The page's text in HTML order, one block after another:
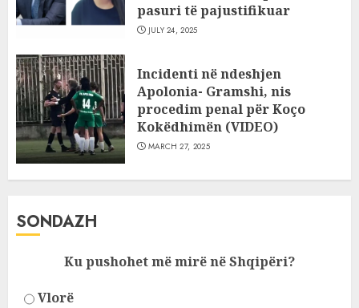
pasuri të pajustifikuar
JULY 24, 2025
Incidenti në ndeshjen
Apolonia- Gramshi, nis
procedim penal për Koço
Kokëdhimën (VIDEO)
MARCH 27, 2025
SONDAZH
Ku pushohet më mirë në Shqipëri?
Vlorë